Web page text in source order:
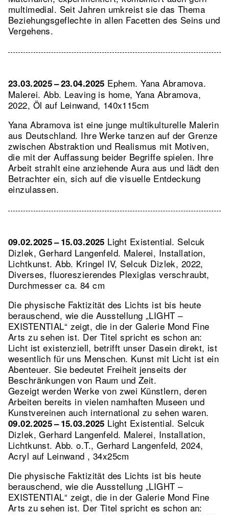
multimedial. Seit Jahren umkreist sie das Thema
Beziehungsgeflechte in allen Facetten des Seins und
Vergehens.
23.03.2025 – 23.04.2025 Ephem. Yana Abramova.
Malerei. Abb. Leaving is home, Yana Abramova,
2022, Öl auf Leinwand, 140x115cm
Yana Abramova ist eine junge multikulturelle Malerin
aus Deutschland. Ihre Werke tanzen auf der Grenze
zwischen Abstraktion und Realismus mit Motiven,
die mit der Auffassung beider Begriffe spielen. Ihre
Arbeit strahlt eine anziehende Aura aus und lädt den
Betrachter ein, sich auf die visuelle Entdeckung
einzulassen.
09.02.2025 – 15.03.2025 Light Existential. Selcuk
Dizlek, Gerhard Langenfeld. Malerei, Installation,
Lichtkunst.Abb. Kringel IV, Selcuk Dizlek, 2022,
Diverses, fluoreszierendes Plexiglas verschraubt,
Durchmesser ca. 84 cm
Die physische Faktizität des Lichts ist bis heute
berauschend, wie die Ausstellung „LIGHT –
EXISTENTIAL“ zeigt, die in der Galerie Mond Fine
Arts zu sehen ist. Der Titel spricht es schon an:
Licht ist existenziell, betrifft unser Dasein direkt, ist
wesentlich für uns Menschen. Kunst mit Licht ist ein
Abenteuer. Sie bedeutet Freiheit jenseits der
Beschränkungen von Raum und Zeit.
Gezeigt werden Werke von zwei Künstlern, deren
Arbeiten bereits in vielen namhaften Museen und
Kunstvereinen auch international zu sehen waren.
09.02.2025 – 15.03.2025 Light Existential. Selcuk
Dizlek, Gerhard Langenfeld. Malerei, Installation,
Lichtkunst.Abb. o.T., Gerhard Langenfeld, 2024,
Acryl auf Leinwand , 34x25cm
Die physische Faktizität des Lichts ist bis heute
berauschend, wie die Ausstellung „LIGHT –
EXISTENTIAL“ zeigt, die in der Galerie Mond Fine
Arts zu sehen ist. Der Titel spricht es schon an: